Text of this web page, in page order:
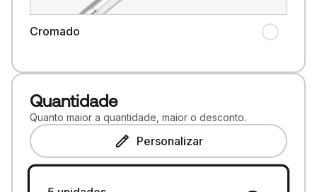
Cromado
Quantidade
Quanto maior a quantidade, maior o desconto.
Personalizar